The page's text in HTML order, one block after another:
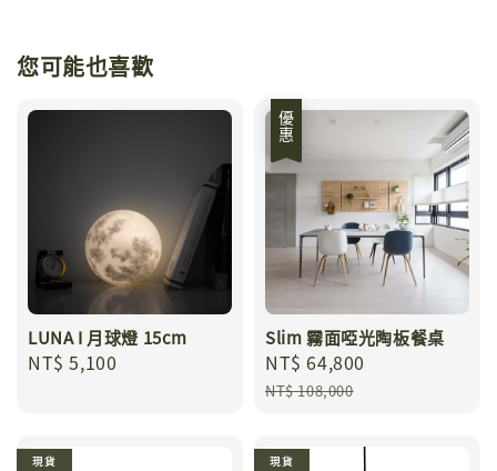
您可能也喜歡
LUNA I 月球燈 15cm
Regular
NT$ 5,100
優惠
Slim 霧面啞光陶板餐桌
Sale
price
NT$ 64,800
NT$ 108,000
現貨 現貨